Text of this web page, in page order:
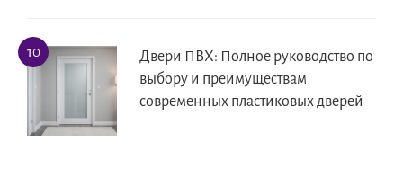
Двери ПВХ: Полное руководство по
выбору и преимуществам
современных пластиковых дверей